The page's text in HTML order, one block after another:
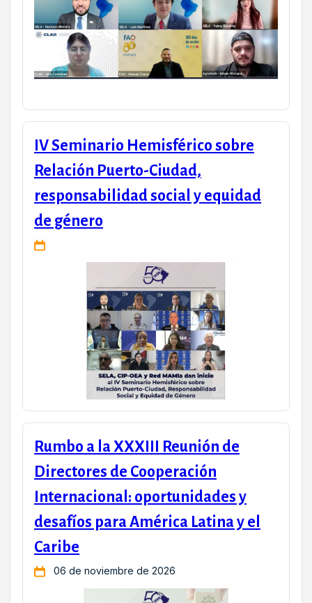
IV Seminario Hemisférico sobre
Relación Puerto-Ciudad,
responsabilidad social y equidad
de género
Rumbo a la XXXIII Reunión de
Directores de Cooperación
Internacional: oportunidades y
desafíos para América Latina y el
Caribe
06 de noviembre de 2026